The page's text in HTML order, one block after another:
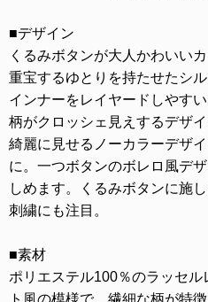
■デザイン
くるみボタンが大人かわいい
重宝するゆとりを持たせたシ
インナーをレイヤードしやす
柄がクロッシェ見えするデザ
綺麗に見せるノーカラーデザ
に。一つボタンのボレロ風デ
しめます。くるみボタンに施
刺繍にも注目。
■素材
ポリエステル100％のラッセ
ト風の模様で、繊細な柄が特